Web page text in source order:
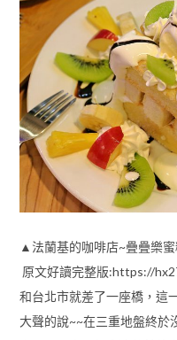
▲法蘭基的咖啡店~疊疊樂
原文好讀完整版:https://
和台北市就差了一座橋，這
大聲的說~~在三重地盤終